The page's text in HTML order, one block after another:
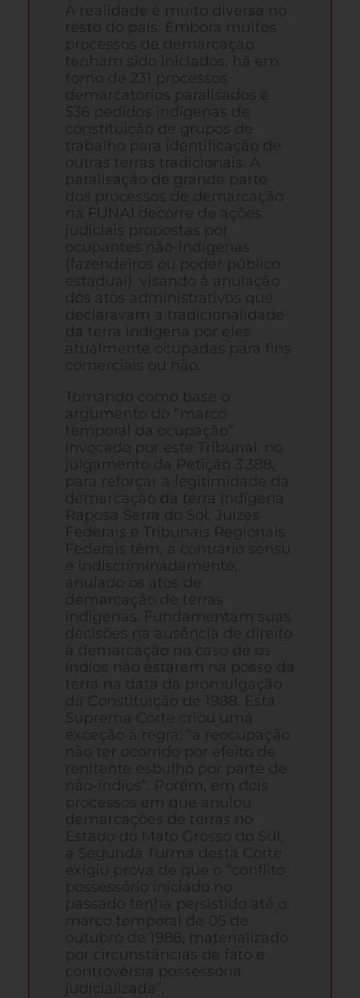
A realidade é muito diversa no
resto do país. Embora muitos
processos de demarcação
tenham sido iniciados, há em
torno de 231 processos
demarcatórios paralisados e
536 pedidos indígenas de
constituição de grupos de
trabalho para identificação de
outras terras tradicionais. A
paralisação de grande parte
dos processos de demarcação
na FUNAI decorre de ações
judiciais propostas por
ocupantes não-indígenas
(fazendeiros ou poder público
estadual), visando à anulação
dos atos administrativos que
declaravam a tradicionalidade
da terra indígena por eles
atualmente ocupadas para fins
comerciais ou não.
Tomando como base o
argumento do “marco
temporal da ocupação”
invocado por este Tribunal, no
julgamento da Petição 3.388,
para reforçar a legitimidade da
demarcação da terra indígena
Raposa Serra do Sol, Juízes
Federais e Tribunais Regionais
Federais têm, a contrario sensu
e indiscriminadamente,
anulado os atos de
demarcação de terras
indígenas. Fundamentam suas
decisões na ausência de direito
à demarcação no caso de os
índios não estarem na posse da
terra na data da promulgação
da Constituição de 1988. Esta
Suprema Corte criou uma
exceção à regra: “a reocupação
não ter ocorrido por efeito de
renitente esbulho por parte de
não-índios”. Porém, em dois
processos em que anulou
demarcações de terras no
Estado do Mato Grosso do Sul,
a Segunda Turma desta Corte
exigiu prova de que o “conflito
possessório iniciado no
passado tenha persistido até o
marco temporal de 05 de
outubro de 1988, materializado
por circunstâncias de fato e
controvérsia possessória
judicializada”.